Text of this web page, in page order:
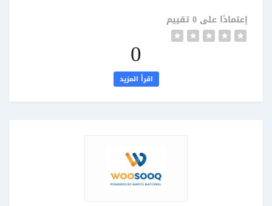
إعتمادًا على 0 تقييم
0
اقرأ المزيد